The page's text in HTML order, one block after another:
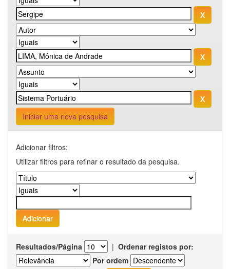
Iniciar uma nova pesquisa
Adicionar filtros:
Utilizar filtros para refinar o resultado da pesquisa.
Resultados/Página | Ordenar registos por:
Por ordem